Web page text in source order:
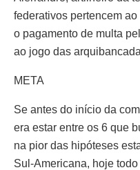
federativos pertencem
o pagamento de multa
ao jogo das
META
Se antes do início da
era estar entre os 6 que
na pior das hipóteses
Sul-Americana, hoje